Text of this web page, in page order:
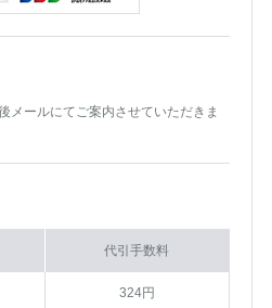
メールにてご案内させていただきま
代引手数料
324円